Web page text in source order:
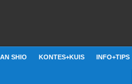
SHIO KONTES+KUIS INFO+TIPS